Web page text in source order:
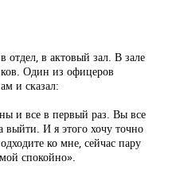
отдел, в актовый зал. В зале
Один из офицеров
и сказал:
и все в первый раз. Вы все
выйти. И я этого хочу точно
ко мне, сейчас пару
спокойно».